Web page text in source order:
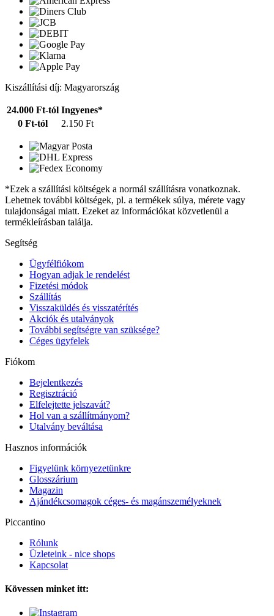
Kiszállítási díj: Magyarország
24.000 Ft-tól Ingyenes*
0 Ft-tól
2.150 Ft
*Ezek a szállítási költségek a normál szállításra vonatkoznak.
Lehetnek további költségek, pl. a termékek súlya, mérete vagy
tulajdonságai miatt. Ezeket az információkat közvetlenül a
termékleírásban találja.
Segítség
Ügyfélfiókom
Hogyan adjak le rendelést
Fizetési módok
Szállítás
Visszaküldés és visszatérítés
Akciók és utalványok
További segítségre van szüksége?
Céges ügyfelek
Fiókom
Bejelentkezés
Regisztráció
Elfelejtette jelszavát?
Hol van a szállítmányom?
Utalvány beváltása
Hasznos információk
Figyelünk környezetünkre
Glosszárium
Magazin
Ajándékcsomagok céges- és magánszemélyeknek
Piccantino
Rólunk
Üzleteink - nice shops
Kapcsolat
Kövessen minket itt: